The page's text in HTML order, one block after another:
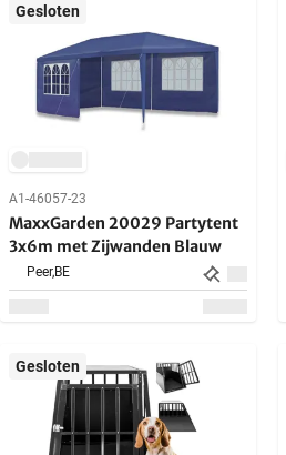
Gesloten
A1-46057-23
MaxxGarden 20029 Partytent
3x6m met Zijwanden Blauw
Peer,BE
Gesloten